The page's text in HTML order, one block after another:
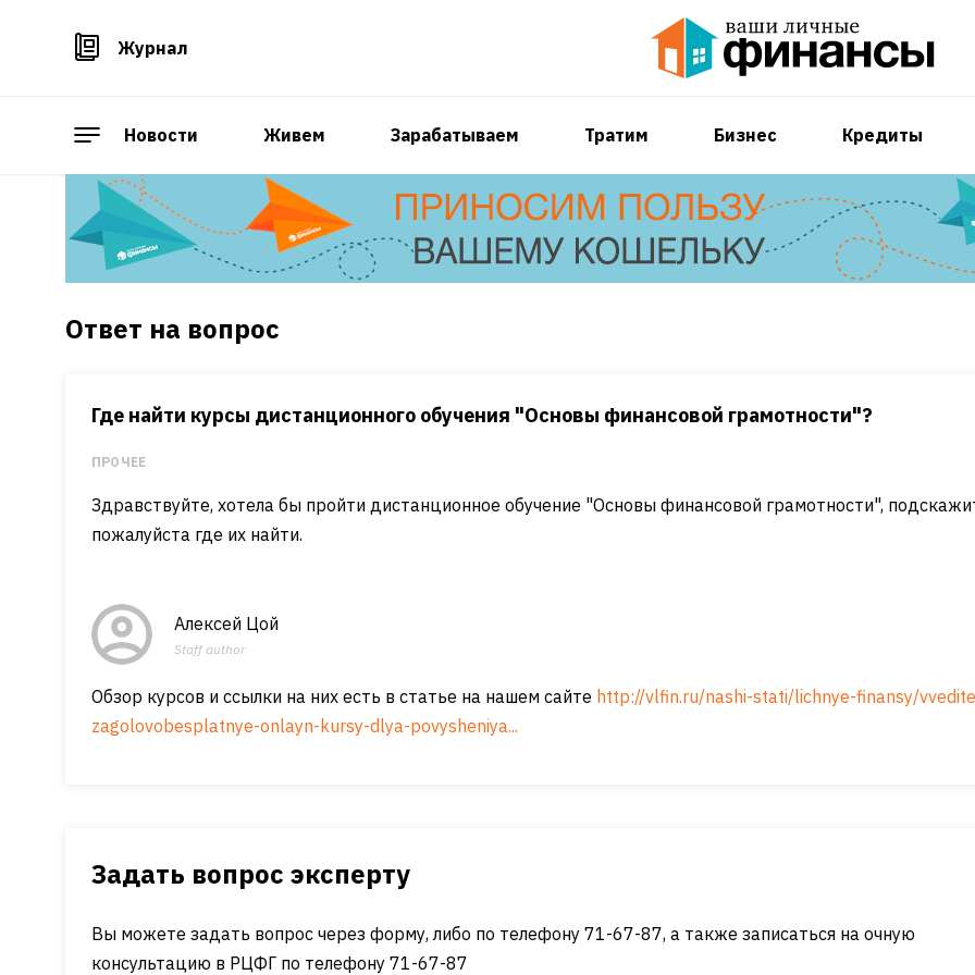
Журнал
Новости Живем Зарабатываем Тратим Бизнес Кредиты
Ответ на вопрос
Где найти курсы дистанционного обучения "Основы финансовой грамотности"?
ПРОЧЕЕ
Здравствуйте, хотела бы пройти дистанционное обучение "Основы финансовой грамотности",
пожалуйста где их найти.
Алексей Цой
Staff author
Обзор курсов и ссылки на них есть в статье на нашем сайте http://vlfin.ru/nashi-stati/lichnye-finansy/
zagolovobesplatnye-onlayn-kursy-dlya-povysheniya...
Задать вопрос эксперту
Вы можете задать вопрос через форму, либо по телефону 71-67-87, а также записаться на очную
консультацию в РЦФГ по телефону 71-67-87